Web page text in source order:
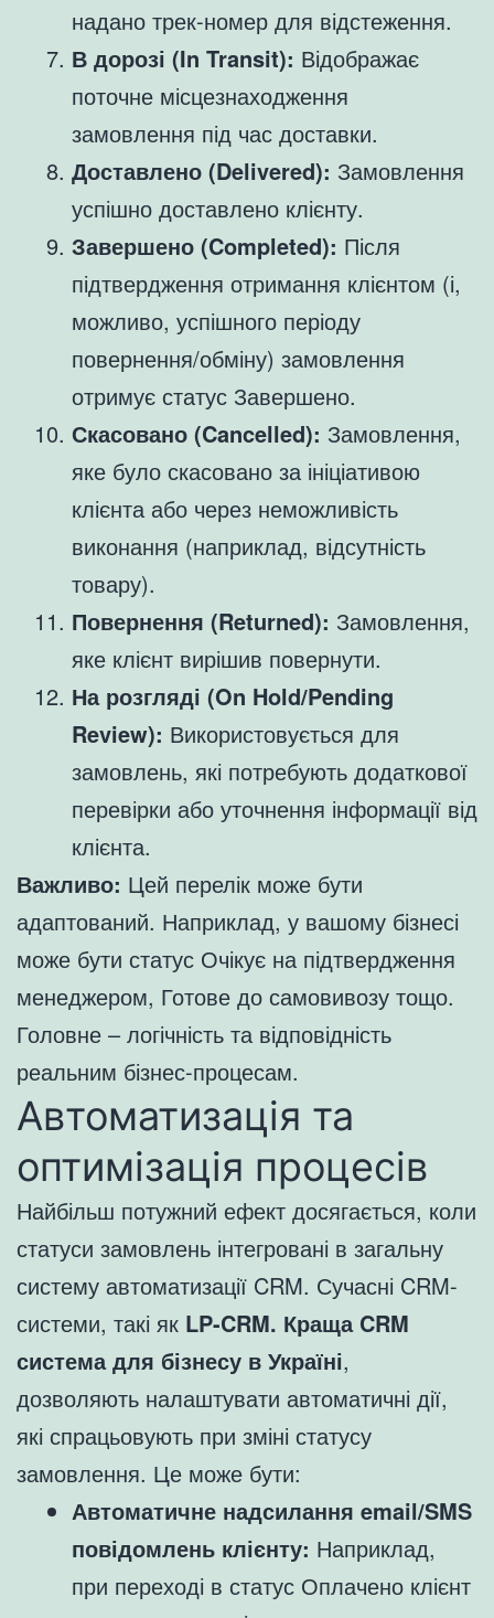
надано трек-номер для відстеження.
В дорозі (In Transit): Відображає
поточне місцезнаходження
замовлення під час доставки.
Доставлено (Delivered): Замовлення
успішно доставлено клієнту.
Завершено (Completed): Після
підтвердження отримання клієнтом (і,
можливо, успішного періоду
повернення/обміну) замовлення
отримує статус Завершено.
Скасовано (Cancelled): Замовлення,
яке було скасовано за ініціативою
клієнта або через неможливість
виконання (наприклад, відсутність
товару).
Повернення (Returned): Замовлення,
яке клієнт вирішив повернути.
На розгляді (On Hold/Pending
Review): Використовується для
замовлень, які потребують додаткової
перевірки або уточнення інформації від
клієнта.
Важливо: Цей перелік може бути
адаптований. Наприклад, у вашому бізнесі
може бути статус Очікує на підтвердження
менеджером, Готове до самовивозу тощо.
Головне – логічність та відповідність
реальним бізнес-процесам.
Автоматизація та
оптимізація процесів
Найбільш потужний ефект досягається, коли
статуси замовлень інтегровані в загальну
систему автоматизації CRM. Сучасні CRM-
системи, такі як LP-CRM. Краща CRM
система для бізнесу в Україні,
дозволяють налаштувати автоматичні дії,
які спрацьовують при зміні статусу
замовлення. Це може бути:
Автоматичне надсилання email/SMS
повідомлень клієнту: Наприклад,
при переході в статус Оплачено клієнт